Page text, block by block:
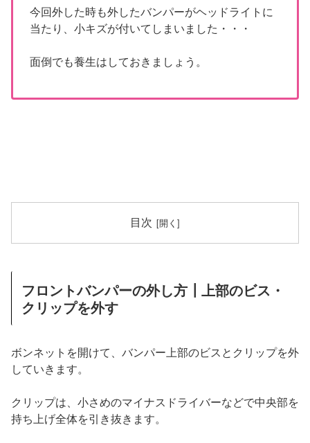
今回外した時も外したバンパーがヘッドライトに
当たり、小キズが付いてしまいました・・・
面倒でも養生はしておきましょう。
目次
フロントバンパーの外し方┃上部のビス・
クリップを外す
ボンネットを開けて、バンパー上部のビスとクリップを外
していきます。
クリップは、小さめのマイナスドライバーなどで中央部を
持ち上げ全体を引き抜きます。